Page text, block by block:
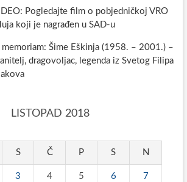
Pogledajte film o pobjedničkoj VRO
koji je nagrađen u SAD-u
memoriam: Šime Eškinja (1958. – 2001.) –
dragovoljac, legenda iz Svetog Filipa
LISTOPAD 2018
S Č P S N
3 4 5 6 7